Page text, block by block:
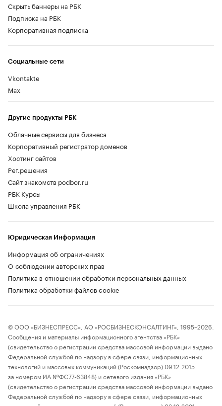
Социальные сети
Vkontakte
Max
Другие продукты РБК
Облачные сервисы для бизнеса
Корпоративный регистратор доменов
Хостинг сайтов
Рег.решения
Сайт знакомств podbor.ru
РБК Курсы
Школа управления РБК
Скрыть баннеры на РБК
Подписка на РБК
Корпоративная подписка
Юридическая Информация
Информация об ограничениях
О соблюдении авторских прав
Политика в отношении обработки персональных данных
Политика обработки файлов cookie
© ООО «БИЗНЕСПРЕСС», АО «РОСБИЗНЕСКОНСАЛТИНГ», 1995–2026.
Сообщения и материалы информационного агентства «РБК»
(свидетельство о регистрации средства массовой информации выдано
Федеральной службой по надзору в сфере связи, информационных
технологий и массовых коммуникаций (Роскомнадзор) 09.12.2015
за номером ИА №ФС77-63848) и сетевого издания «РБК»
(свидетельство о регистрации средства массовой информации выдано
Федеральной службой по надзору в сфере связи, информационных